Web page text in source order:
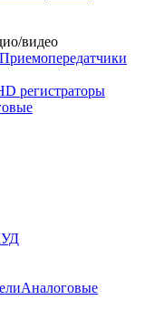
видео
Приемопередатчики
регистраторы
Аналоговые